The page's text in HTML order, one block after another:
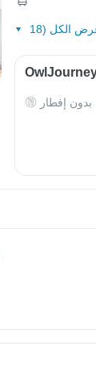
بدون إفطار